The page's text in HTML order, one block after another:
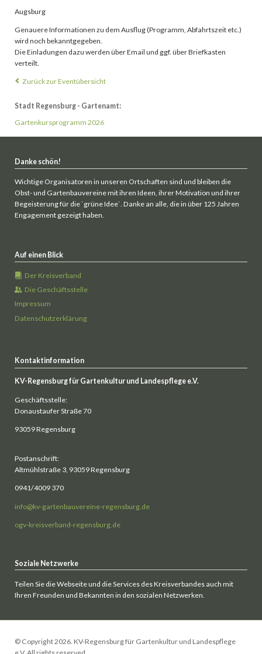
Augsburg
Genauere Informationen zu dem Ausflug (Programm, Abfahrtszeit etc.)
wird noch bekanntgegeben.
Die Einladungen dazu werden über Email und ggf. über Briefkasten
verteilt.
Zurück zur Eventübersicht
Stadt Regensburg - Gartenamt:
Gartenkursprogramm 2026
Danke schön!
Wichtige Organisatoren in unseren Ortschaften sind und bleiben die
Obst- und Gartenbauvereine mit ihren Ideen, ihrer Motivation und ihrer
Begeisterung für die `grüne Idee`. Danke an alle, die in über 125 Jahren
Engagement gezeigt haben.
Auf einen Blick
Der Kreisverband
Die Geschäftsstelle
Impressum
Datenschutzerklärung
Kontaktinformation
KV-Regensburg für Gartenkultur und Landespflege e.V.
Geschäftsstelle:
Donaustaufer Straße 70
93059 Regensburg
Postanschrift:
Altmühlstraße 3, 93059 Regensburg
0941/4009 370
info@kv-gartenbauvereine-regensburg.de
ogv-kreisverband-regensburg.de
Soziale Netzwerke
Teilen Sie die Webseite und die Services des Kreisverbandes auch mit
Ihren Freunden und Bekannten in den sozialen Netzwerken.
© Copyright 2026. KV-Regensburg für Gartenkultur und Landespflege